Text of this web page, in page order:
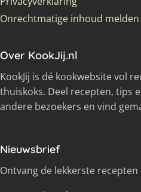
Onrechtmatige inhoud melden
Over KookJij.nl
KookJij is dé kookwebsite vol
thuiskoks. Deel recepten, tips
andere bezoekers en vind
Nieuwsbrief
Ontvang de lekkerste recepten